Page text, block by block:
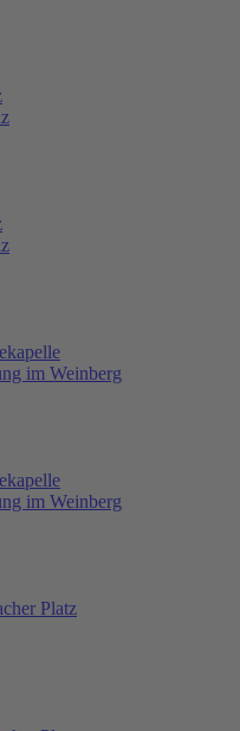
im Weinberg
im Weinberg
Platz